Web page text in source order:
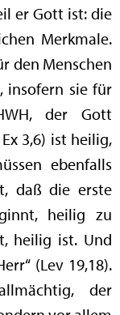
er Gott ist: die
Merkmale.
den Menschen
insofern sie für
der Gott
3,6) ist heilig,
ebenfalls
daß die erste
heilig zu
heilig ist. Und
(Lev 19,18).
der